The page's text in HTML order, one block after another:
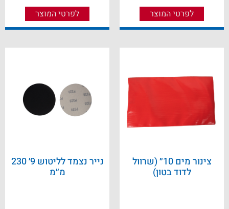
לפרטי המוצר לפרטי המוצר
צינור מים 10״ (שרוול
לדוד בטון)
נייר נצמד לליטוש 9׳ 230
מ״מ